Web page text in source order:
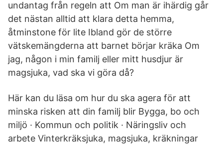
undantag från regeln att Om man är ihärdig går
det nästan alltid att klara detta hemma,
åtminstone för lite Ibland gör de större
vätskemängderna att barnet börjar kräka Om
jag, någon i min familj eller mitt husdjur är
magsjuka, vad ska vi göra då?
Här kan du läsa om hur du ska agera för att
minska risken att din familj blir Bygga, bo och
miljö · Kommun och politik · Näringsliv och
arbete Vinterkräksjuka, magsjuka, kräkningar